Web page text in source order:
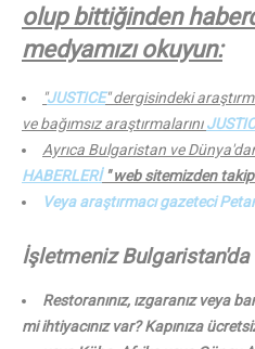
olup bittiğinden
medyamızı okuyun:
"JUSTICE" dergisindeki
ve bağımsız araştırmalarını
Ayrıca Bulgaristan ve
HABERLERİ" web sitemizden
Veya araştırmacı gazeteci
İşletmeniz Bulgaristan'da
Restoranınız, ızgaranız veya
mi ihtiyacınız var? Kapınıza